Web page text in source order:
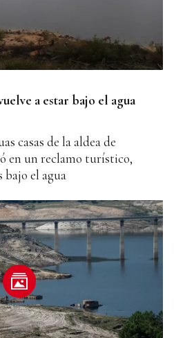
a estar bajo el agua
casas de la aldea de
en un reclamo turístico,
bajo el agua